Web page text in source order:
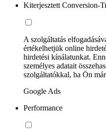
Kiterjesztett Conversion-
A szolgáltatás
értékelhetjük online
hirdetési kínálatunkat.
személyes adatait
szolgáltatókkal, ha Ön
Google Ads
Performance